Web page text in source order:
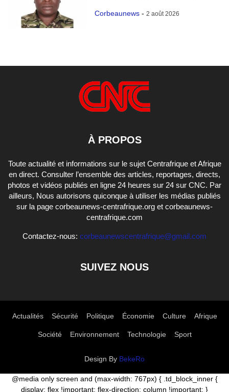
Corbeaunews - 2 août 2026
À PROPOS
Toute actualité et informations sur le sujet Centrafrique et Afrique
en direct. Consulter l’ensemble des articles, reportages, directs,
photos et vidéos publiés en ligne 24 heures sur 24 sur CNC. Par
ailleurs, Nous autorisons quiconque à utiliser les médias publiés
sur la page corbeaunews-centrafrique.org et corbeaunews-
centrafrique.com
Contactez-nous: corbeaunewscentrafrique@gmail.com
SUIVEZ NOUS
Actualités Sécurité Politique Économie Culture Afrique
Société Environnement Technologie Sport
Design By BekeRo
@media only screen and (max-width: 767px) { .td_block_inner {
display: flex !important; flex-direction: column !important; }